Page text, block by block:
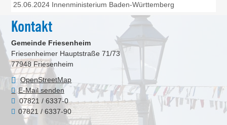
25.06.2024 Innenministerium Baden-Württemberg
Kontakt
Gemeinde Friesenheim
Friesenheimer Hauptstraße 71/73
77948 Friesenheim
OpenStreetMap
E-Mail senden
07821 / 6337-0
07821 / 6337-90